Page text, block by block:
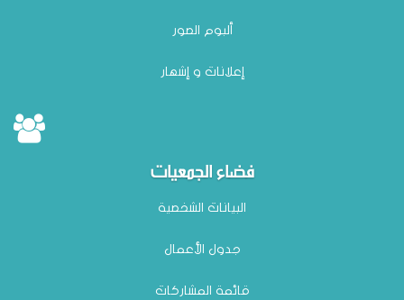
ألبوم الصور
إعلانات و إشهار
فضاء الجمعيات
البيانات الشخصية
جدول الأعمال
قائمة المشاركات